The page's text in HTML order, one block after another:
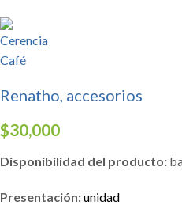
Renatho, accesorios
$30,000
Disponibilidad del producto:
Presentación:unidad